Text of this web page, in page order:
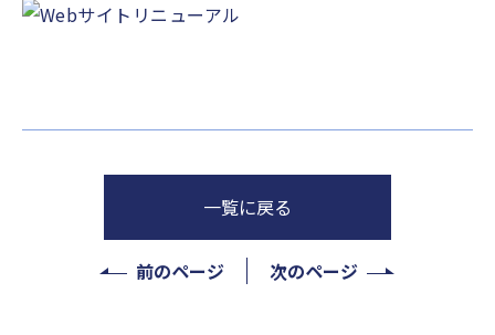
一覧に戻る
前のページ 次のページ